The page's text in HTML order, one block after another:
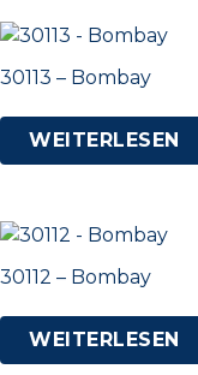
30113 – Bombay
WEITERLESEN
30112 – Bombay
WEITERLESEN